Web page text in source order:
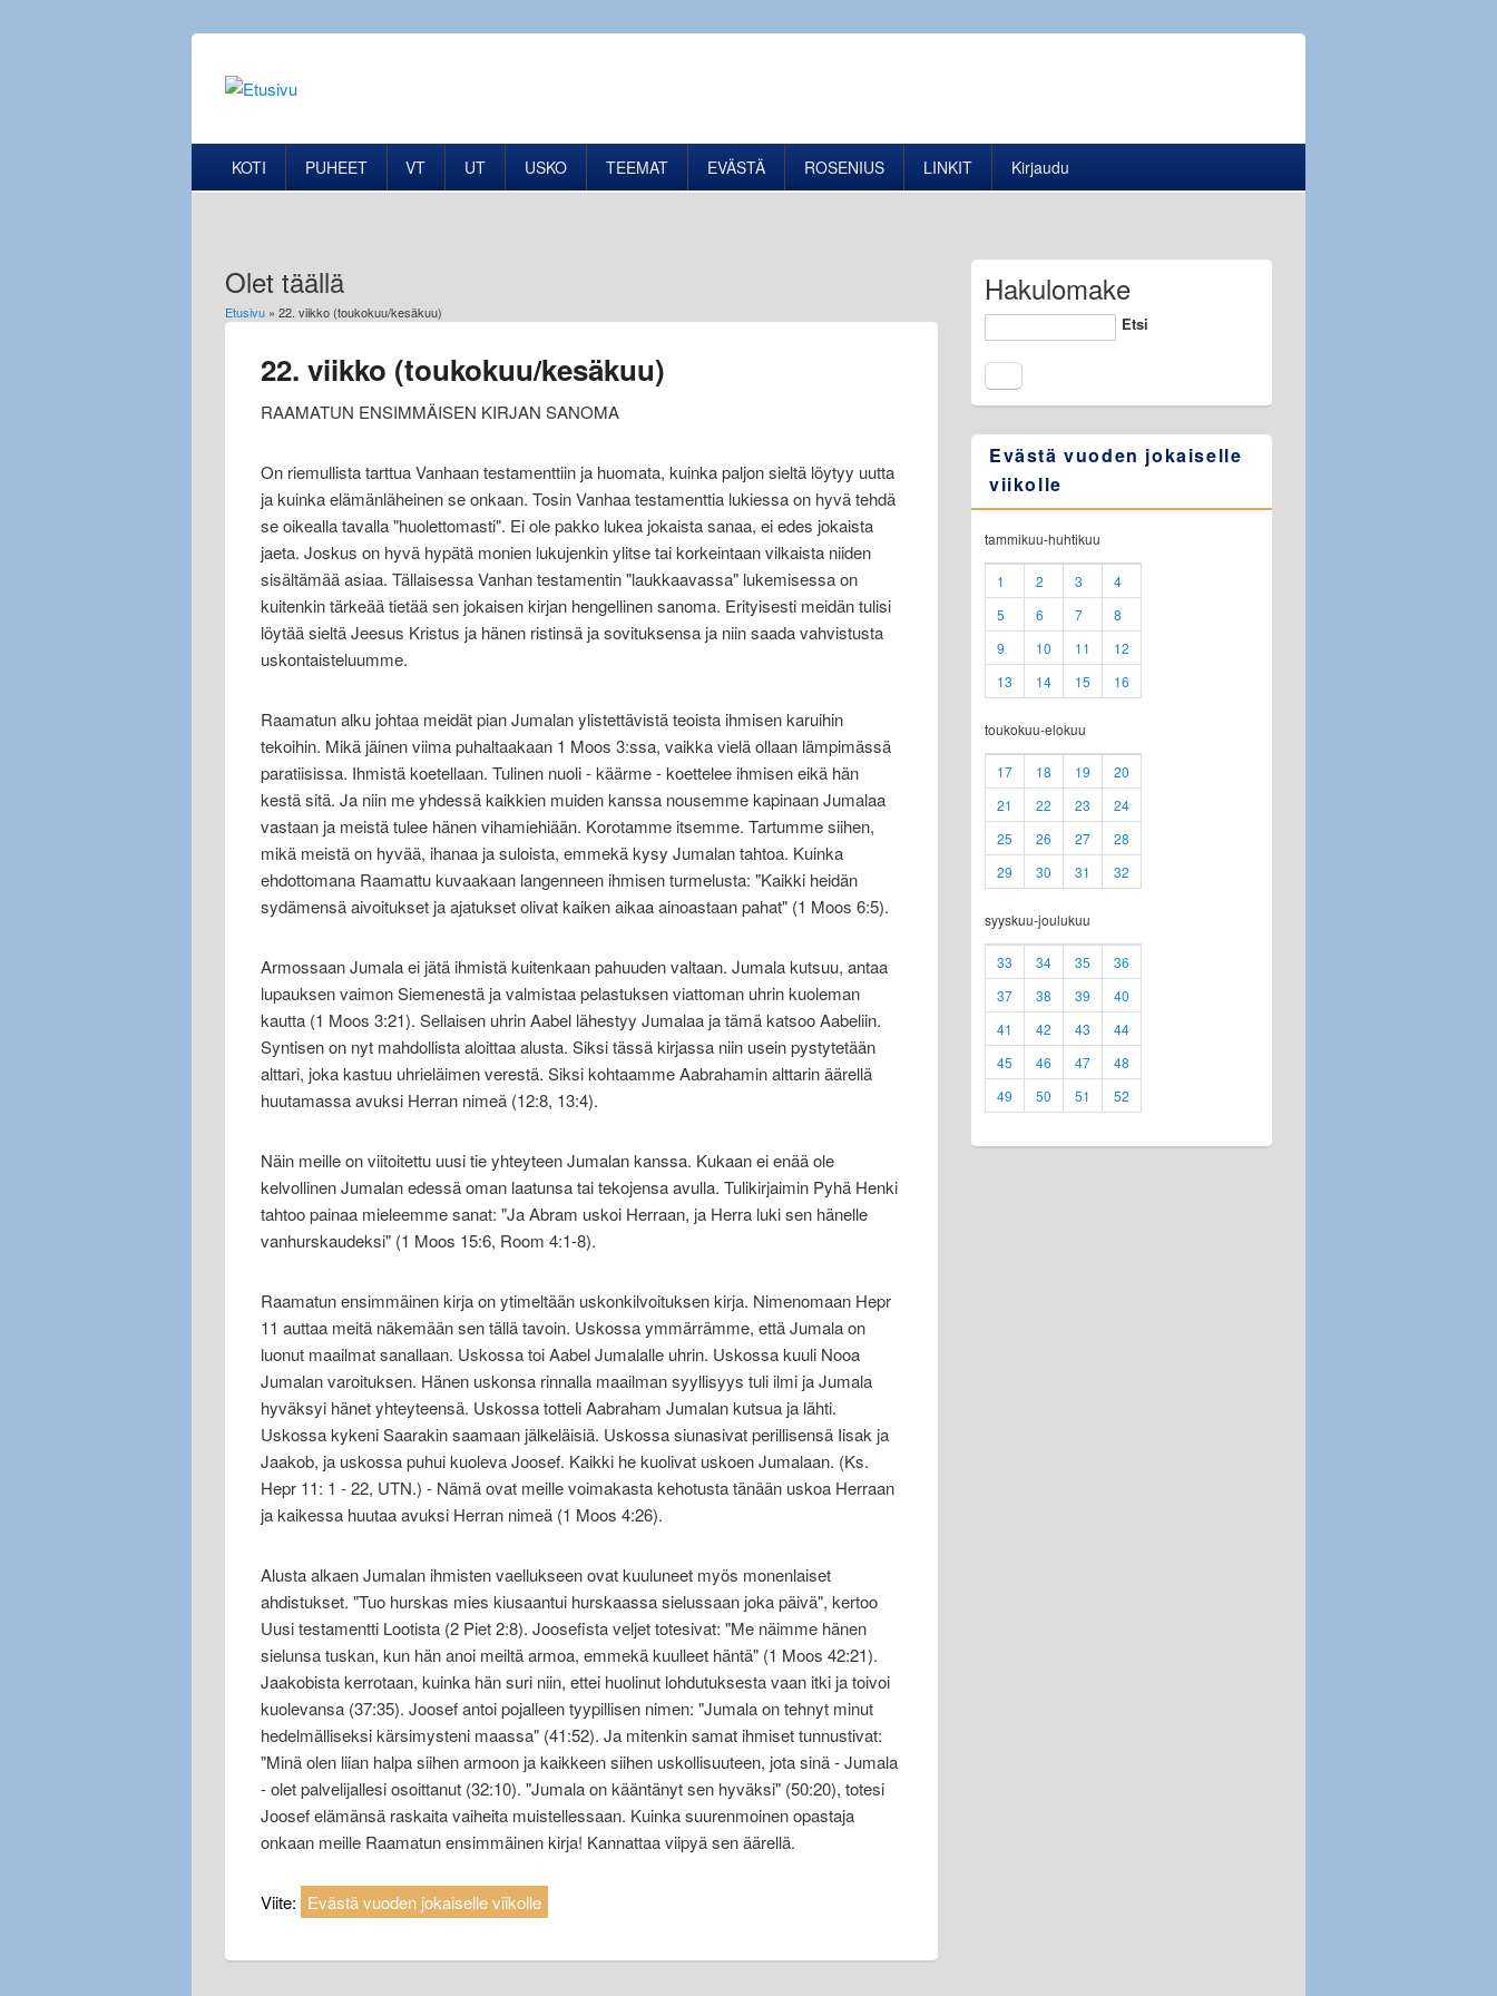
KOTI PUHEET VT UT USKO TEEMAT EVÄSTÄ ROSENIUS LINKIT Kirjaudu
Olet täällä
Etusivu » 22. viikko (toukokuu/kesäkuu)
22. viikko (toukokuu/kesäkuu)
RAAMATUN ENSIMMÄISEN KIRJAN SANOMA
On riemullista tarttua Vanhaan testamenttiin ja huomata, kuinka paljon sieltä löytyy uutta
ja kuinka elämänläheinen se onkaan. Tosin Vanhaa testamenttia lukiessa on hyvä tehdä
se oikealla tavalla "huolettomasti". Ei ole pakko lukea jokaista sanaa, ei edes jokaista
jaeta. Joskus on hyvä hypätä monien lukujenkin ylitse tai korkeintaan vilkaista niiden
sisältämää asiaa. Tällaisessa Vanhan testamentin "laukkaavassa" lukemisessa on
kuitenkin tärkeää tietää sen jokaisen kirjan hengellinen sanoma. Erityisesti meidän tulisi
löytää sieltä Jeesus Kristus ja hänen ristinsä ja sovituksensa ja niin saada vahvistusta
uskontaisteluumme.
Raamatun alku johtaa meidät pian Jumalan ylistettävistä teoista ihmisen karuihin
tekoihin. Mikä jäinen viima puhaltaakaan 1 Moos 3:ssa, vaikka vielä ollaan lämpimässä
paratiisissa. Ihmistä koetellaan. Tulinen nuoli - käärme - koettelee ihmisen eikä hän
kestä sitä. Ja niin me yhdessä kaikkien muiden kanssa nousemme kapinaan Jumalaa
vastaan ja meistä tulee hänen vihamiehiään. Korotamme itsemme. Tartumme siihen,
mikä meistä on hyvää, ihanaa ja suloista, emmekä kysy Jumalan tahtoa. Kuinka
ehdottomana Raamattu kuvaakaan langenneen ihmisen turmelusta: "Kaikki heidän
sydämensä aivoitukset ja ajatukset olivat kaiken aikaa ainoastaan pahat" (1 Moos 6:5).
Armossaan Jumala ei jätä ihmistä kuitenkaan pahuuden valtaan. Jumala kutsuu, antaa
lupauksen vaimon Siemenestä ja valmistaa pelastuksen viattoman uhrin kuoleman
kautta (1 Moos 3:21). Sellaisen uhrin Aabel lähestyy Jumalaa ja tämä katsoo Aabeliin.
Syntisen on nyt mahdollista aloittaa alusta. Siksi tässä kirjassa niin usein pystytetään
alttari, joka kastuu uhrieläimen verestä. Siksi kohtaamme Aabrahamin alttarin äärellä
huutamassa avuksi Herran nimeä (12:8, 13:4).
Näin meille on viitoitettu uusi tie yhteyteen Jumalan kanssa. Kukaan ei enää ole
kelvollinen Jumalan edessä oman laatunsa tai tekojensa avulla. Tulikirjaimin Pyhä Henki
tahtoo painaa mieleemme sanat: "Ja Abram uskoi Herraan, ja Herra luki sen hänelle
vanhurskaudeksi" (1 Moos 15:6, Room 4:1-8).
Raamatun ensimmäinen kirja on ytimeltään uskonkilvoituksen kirja. Nimenomaan Hepr
11 auttaa meitä näkemään sen tällä tavoin. Uskossa ymmärrämme, että Jumala on
luonut maailmat sanallaan. Uskossa toi Aabel Jumalalle uhrin. Uskossa kuuli Nooa
Jumalan varoituksen. Hänen uskonsa rinnalla maailman syyllisyys tuli ilmi ja Jumala
hyväksyi hänet yhteyteensä. Uskossa totteli Aabraham Jumalan kutsua ja lähti.
Uskossa kykeni Saarakin saamaan jälkeläisiä. Uskossa siunasivat perillisensä Iisak ja
Jaakob, ja uskossa puhui kuoleva Joosef. Kaikki he kuolivat uskoen Jumalaan. (Ks.
Hepr 11: 1 - 22, UTN.) - Nämä ovat meille voimakasta kehotusta tänään uskoa Herraan
ja kaikessa huutaa avuksi Herran nimeä (1 Moos 4:26).
Alusta alkaen Jumalan ihmisten vaellukseen ovat kuuluneet myös monenlaiset
ahdistukset. "Tuo hurskas mies kiusaantui hurskaassa sielussaan joka päivä", kertoo
Uusi testamentti Lootista (2 Piet 2:8). Joosefista veljet totesivat: "Me näimme hänen
sielunsa tuskan, kun hän anoi meiltä armoa, emmekä kuulleet häntä" (1 Moos 42:21).
Jaakobista kerrotaan, kuinka hän suri niin, ettei huolinut lohdutuksesta vaan itki ja toivoi
kuolevansa (37:35). Joosef antoi pojalleen tyypillisen nimen: "Jumala on tehnyt minut
hedelmälliseksi kärsimysteni maassa" (41:52). Ja mitenkin samat ihmiset tunnustivat:
"Minä olen liian halpa siihen armoon ja kaikkeen siihen uskollisuuteen, jota sinä - Jumala
- olet palvelijallesi osoittanut (32:10). "Jumala on kääntänyt sen hyväksi" (50:20), totesi
Joosef elämänsä raskaita vaiheita muistellessaan. Kuinka suurenmoinen opastaja
onkaan meille Raamatun ensimmäinen kirja! Kannattaa viipyä sen äärellä.
Viite: Evästä vuoden jokaiselle viikolle
Hakulomake
Etsi
Evästä vuoden jokaiselle
viikolle
tammikuu-huhtikuu
1 2 3
4
5
6 7
8
9
10 11
12
13
14 15 16
toukokuu-elokuu
17 18 19
20
21
22 23
24
25
26 27
28
29
30 31 32
syyskuu-joulukuu
33 34 35
36
37
38 39
40
41
42 43
44
45
46 47
48
49
50 51 52